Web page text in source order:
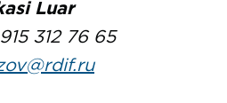
Luar
312 76 65